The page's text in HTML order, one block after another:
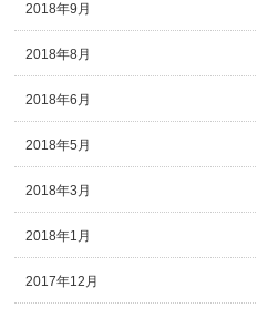
2018年9月
2018年8月
2018年6月
2018年5月
2018年3月
2018年1月
2017年12月